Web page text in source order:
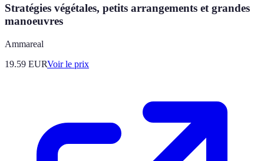
Stratégies végétales, petits arrangements et grandes
manoeuvres
Ammareal
19.59 EURVoir le prix